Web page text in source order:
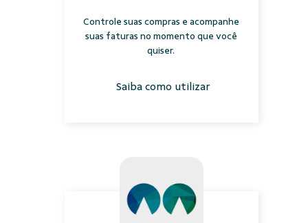
Controle suas compras e acompanhe
suas faturas no momento que você
quiser.
Saiba como utilizar